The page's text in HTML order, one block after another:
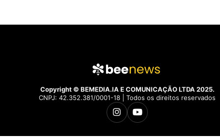
Copyright © BEMEDIA.IA E COMUNICAÇÃO LTDA 2025.
CNPJ: 42.352.381/0001-18 | Todos os direitos reservados